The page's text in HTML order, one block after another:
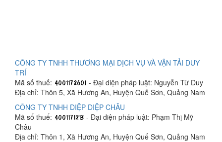
CÔNG TY TNHH THƯƠNG MẠI DỊCH VỤ VÀ VẬN TẢI DUY
TRÍ
Mã số thuế:
- Đại diện pháp luật: Nguyễn Từ Duy
Địa chỉ: Thôn 5, Xã Hương An, Huyện Quế Sơn, Quảng Nam
CÔNG TY TNHH DIỆP DIỆP CHÂU
Mã số thuế:
- Đại diện pháp luật: Phạm Thị Mỹ
Châu
Địa chỉ: Thôn 1, Xã Hương An, Huyện Quế Sơn, Quảng Nam